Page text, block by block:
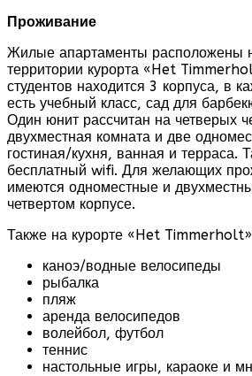
Проживание
Жилые апартаменты расположены
территории курорта «Het
студентов находится 3 корпуса, в
есть учебный класс, сад для
Один юнит рассчитан на четверых
двухместная комната и две
гостиная/кухня, ванная и терраса.
бесплатный wifi. Для желающих
имеются одноместные и
четвертом корпусе.
Также на курорте «Het
каноэ/водные велосипеды
рыбалка
пляж
аренда велосипедов
волейбол, футбол
теннис
настольные игры, караоке и